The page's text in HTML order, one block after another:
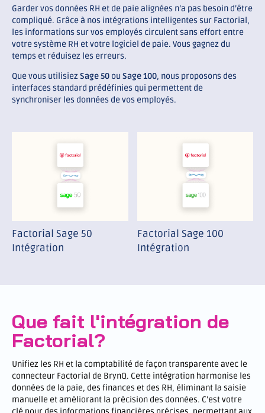
Garder vos données RH et de paie alignées n’a pas besoin d’être
compliqué. Grâce à nos intégrations intelligentes sur Factorial,
les informations sur vos employés circulent sans effort entre
votre système RH et votre logiciel de paie. Vous gagnez du
temps et réduisez les erreurs.
Que vous utilisiezSage 50 ou Sage 100, nous proposons des
interfaces standard prédéfinies qui permettent de
synchroniser les données de vos employés.
Factorial Sage 50
Intégration
Factorial Sage 100
Intégration
Que fait l'intégration de
Factorial?
Unifiez les RH et la comptabilité de façon transparente avec le
connecteur Factorial de BrynQ. Cette intégration harmonise les
données de la paie, des finances et des RH, éliminant la saisie
manuelle et améliorant la précision des données. C’est votre